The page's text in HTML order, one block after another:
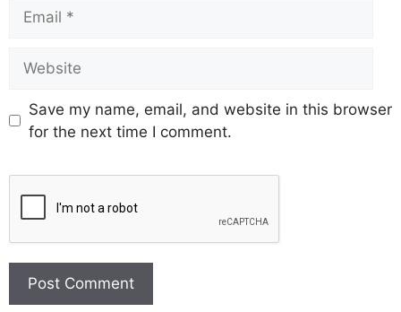
Save my name, email, and website in this browser
for the next time I comment.